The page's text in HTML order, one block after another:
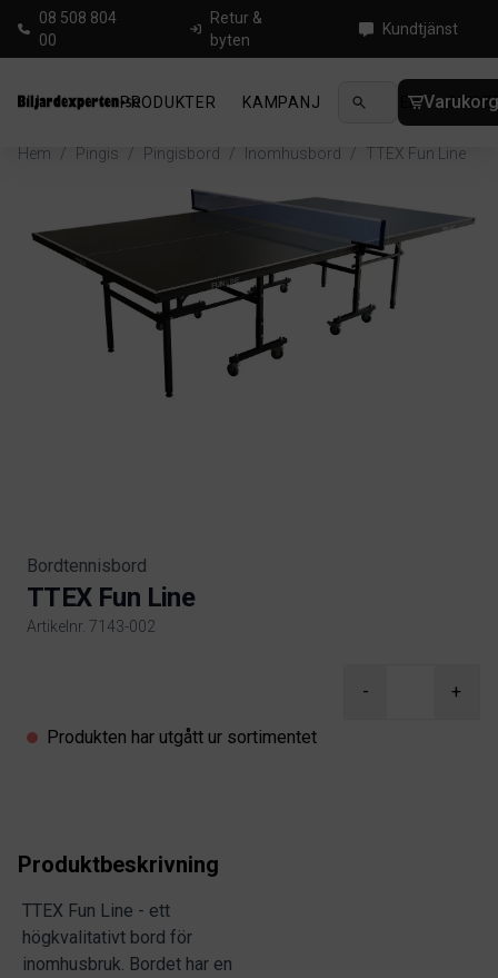
08 508 804
00
Retur &
byten
Kundtjänst
PRODUKTER KAMPANJ NYHETER
Hem / Pingis / Pingisbord / Inomhusbord / TTEX Fun Line
Bordtennisbord
TTEX Fun Line
Artikelnr. 7143-002
- +
Produkten har utgått ur sortimentet
Produktbeskrivning
TTEX Fun Line - ett
högkvalitativt bord för
inomhusbruk. Bordet har en